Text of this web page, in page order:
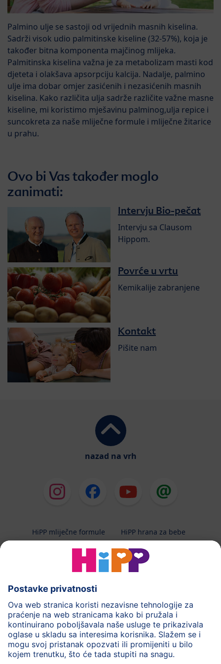
Palmino ulje se sastoji od vrijednih masnih kiselina.
Sadrži visok udio palmitinske kiseline (32-57%), koja je
također bitna komponenta majčinog mlijeka.
Palmitinska kiselina važna je za metabolizam masti kod
djeteta i olakšava apsorpciju kalcija. Nadalje, palmino
ulje ima dobar omjer zasićenih i nezasićenih masnih
kiselina. Kako različita ulja sadrže različite važne masne
kiseline, mi koristimo mješavinu palminog,ulja repice i
suncokreta za naše mliječne formule i mliječne žitarice
u prahu.
Ovo bi Vas također moglo
zanimati:
Intervju Bio-pečat
Intervju sa Clausom
Hippom.
Povrće u vrtu
Kemikalije zabranjene
Kontakt
Pišite nam
nazad na vrh
HiPP mliječne formule
HiPP hrana za bebe
HiPP njega
HiPP trudnoća
Terapeutska dijeta
Zaštita podataka i upute za korištenj
Uvjeti korištenja
Impressum
Kontakt
O HiPP-u